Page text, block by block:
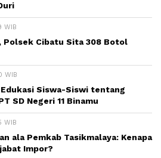
WIB
Polsek Cibatu Sita 308 Botol
WIB
Edukasi Siswa-Siswi tentang
SD Negeri 11 Binamu
WIB
ala Pemkab Tasikmalaya: Kenapa
Impor?